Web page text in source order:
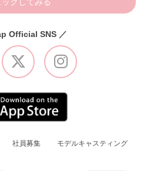
Official SNS ／
社員募集 モデルキャスティング